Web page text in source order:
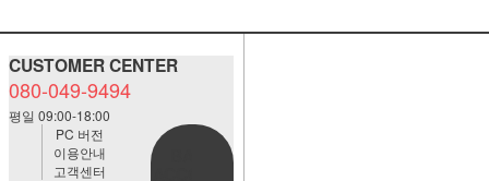
CUSTOMER CENTER
080-049-9494
평일 09:00-18:00
PC 버전
이용안내
고객센터